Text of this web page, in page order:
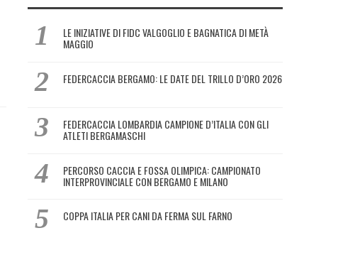
LE INIZIATIVE DI FIDC VALGOGLIO E BAGNATICA DI METÀ
MAGGIO
FEDERCACCIA BERGAMO: LE DATE DEL TRILLO D’ORO 2026
FEDERCACCIA LOMBARDIA CAMPIONE D’ITALIA CON GLI
ATLETI BERGAMASCHI
PERCORSO CACCIA E FOSSA OLIMPICA: CAMPIONATO
INTERPROVINCIALE CON BERGAMO E MILANO
COPPA ITALIA PER CANI DA FERMA SUL FARNO